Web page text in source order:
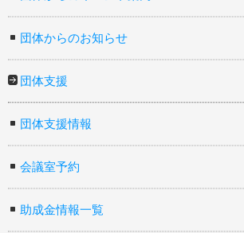
団体からのお知らせ
団体支援
団体支援情報
会議室予約
助成金情報一覧